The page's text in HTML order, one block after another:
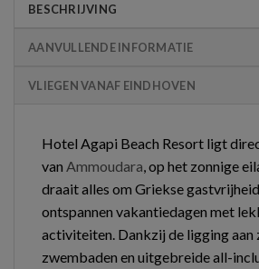
BESCHRIJVING
AANVULLENDE INFORMATIE
VLIEGEN VANAF EINDHOVEN
Hotel Agapi Beach Resort ligt
van Ammoudara, op het zonnige
draait alles om Griekse
ontspannen vakantiedagen met
activiteiten. Dankzij de ligging aan
zwembaden en uitgebreide all-